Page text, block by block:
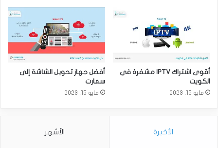
أقوى اشتراك IPTV مشفرة في
الكويت
مايو 15, 2023
أفضل جهاز تحويل الشاشة إلى
سمارت
مايو 15, 2023
الأخيرة الأشهر